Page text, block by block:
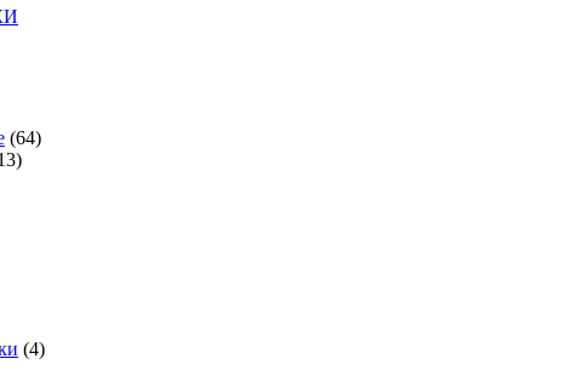
(64)
(4)